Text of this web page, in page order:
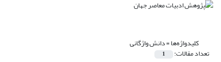
کلیدواژه‌ها =دانش واژگانی
تعداد مقالات: 1